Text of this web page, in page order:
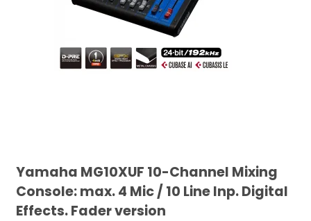
Yamaha MG10XUF 10-Channel Mixing
Console: max. 4 Mic / 10 Line Inp. Digital
Effects. Fader version